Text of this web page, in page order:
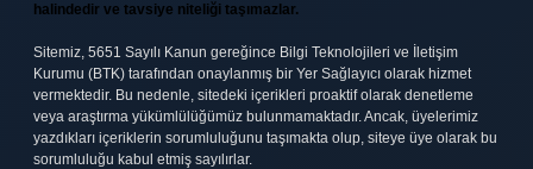
halindedir ve tavsiye niteliği taşımazlar.
Sitemiz, 5651 Sayılı Kanun gereğince Bilgi Teknolojileri ve İletişim
Kurumu (BTK) tarafından onaylanmış bir Yer Sağlayıcı olarak hizmet
vermektedir. Bu nedenle, sitedeki içerikleri proaktif olarak denetleme
veya araştırma yükümlülüğümüz bulunmamaktadır. Ancak, üyelerimiz
yazdıkları içeriklerin sorumluluğunu taşımakta olup, siteye üye olarak bu
sorumluluğu kabul etmiş sayılırlar.